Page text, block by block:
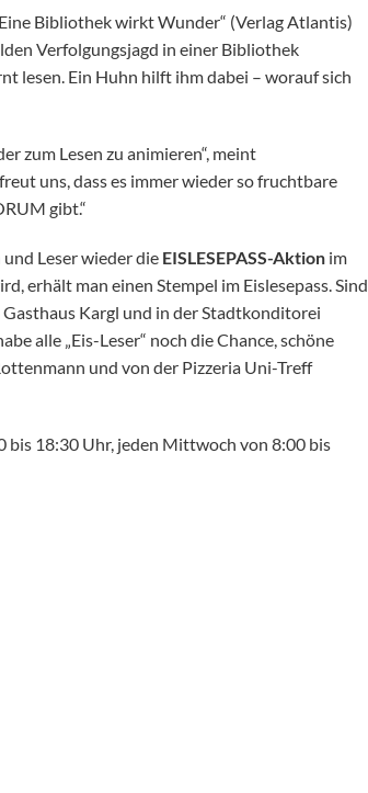
Bibliothek wirkt Wunder“ (Verlag Atlantis)
Verfolgungsjagd in einer Bibliothek
lesen. Ein Huhn hilft ihm dabei – worauf sich
zum Lesen zu animieren“, meint
uns, dass es immer wieder so fruchtbare
gibt.“
Leser wieder die EISLESEPASS-Aktion im
erhält man einen Stempel im Eislesepass. Sind
Gasthaus Kargl und in der Stadtkonditorei
alle „Eis-Leser“ noch die Chance, schöne
und von der Pizzeria Uni-Treff
bis 18:30 Uhr, jeden Mittwoch von 8:00 bis